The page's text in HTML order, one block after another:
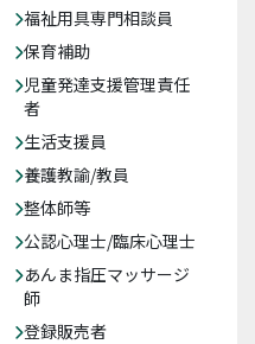
福祉用具専門相談員
保育補助
児童発達支援管理責任
者
生活支援員
養護教諭/教員
整体師等
公認心理士/臨床心理士
あんま指圧マッサージ
師
登録販売者